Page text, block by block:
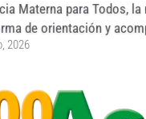
Materna para Todos, la
de orientación y
2026